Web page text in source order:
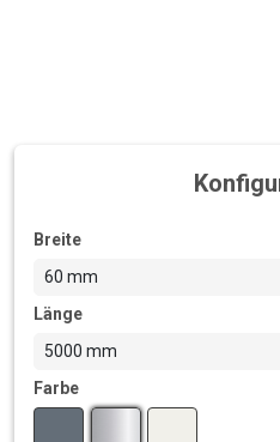
Breite
60 mm
Länge
5000 mm
Farbe